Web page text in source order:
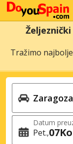
Tražimo
Datum
Pet. 07